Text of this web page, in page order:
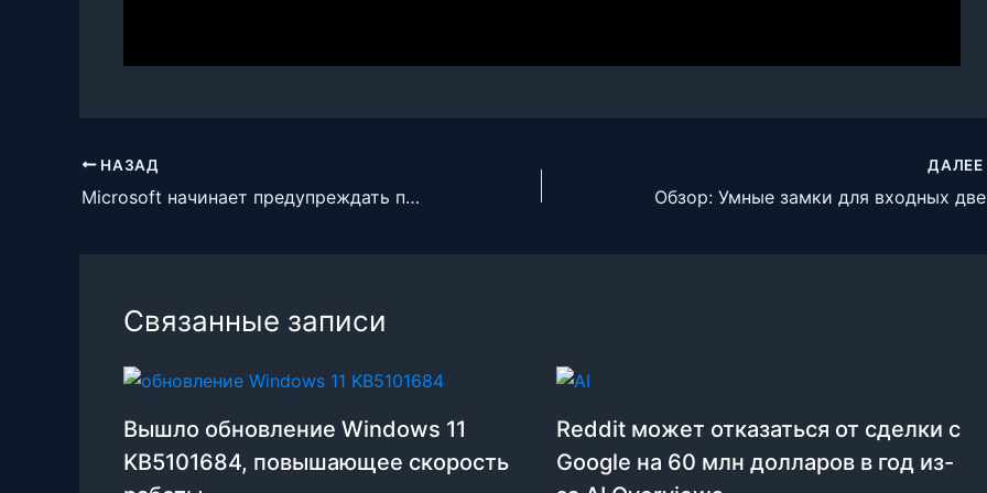
НАЗАД
Microsoft начинает предупреждать пользователей Windows 10 v1909 о «скорой смерти»
ДАЛЕЕ
Связанные записи
Вышло обновление Windows 11
KB5101684, повышающее скорость
Reddit может отказаться от сделки с
Google на 60 млн долларов в год из-